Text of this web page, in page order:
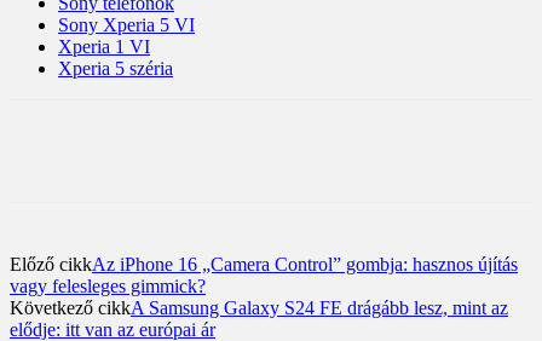
Sony Xperia 5 VI
Xperia 1 VI
Xperia 5 széria
Előző cikkAz iPhone 16 „Camera Control” gombja: hasznos újítás
vagy felesleges gimmick?
Következő cikkA Samsung Galaxy S24 FE drágább lesz, mint az
elődje: itt van az európai ár